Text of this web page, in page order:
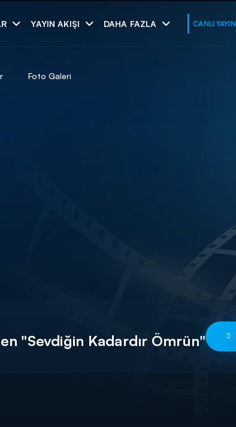
YAYIN AKIŞI DAHA FAZLA CANLI YAYIN
"Sevdiğin Kadardır Ömrün"
Foto Galeri